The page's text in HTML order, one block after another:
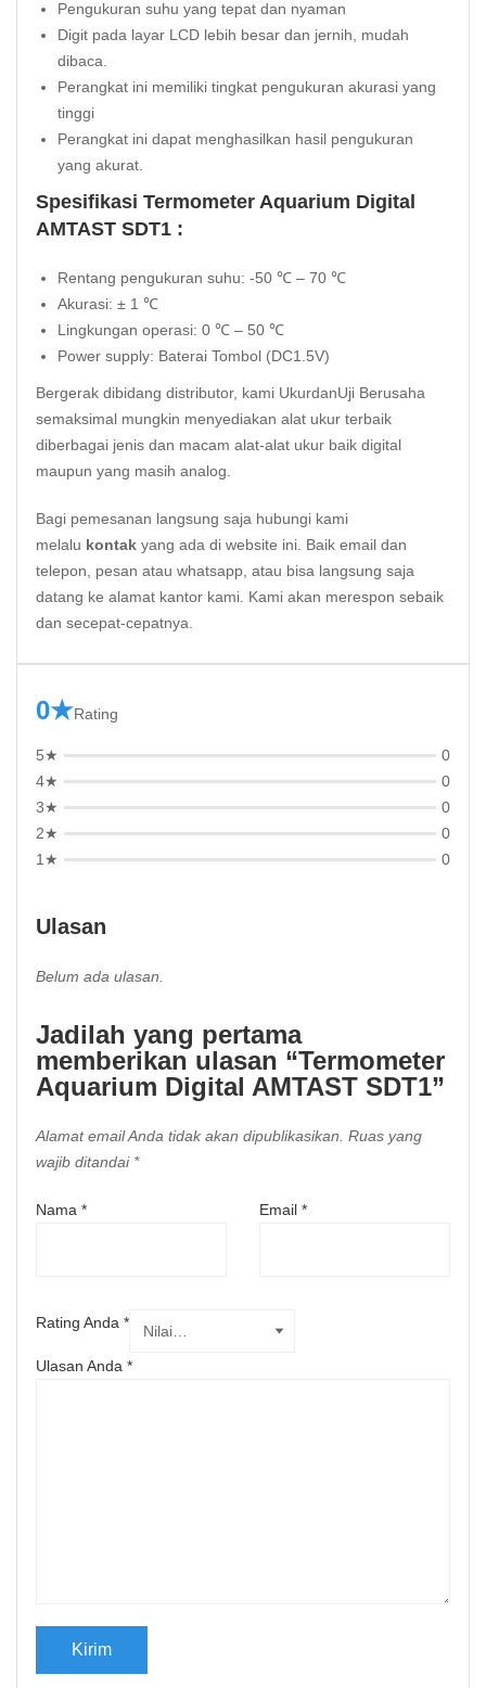
Pengukuran suhu yang tepat dan nyaman
Digit pada layar LCD lebih besar dan jernih, mudah
dibaca.
Perangkat ini memiliki tingkat pengukuran akurasi yang
tinggi
Perangkat ini dapat menghasilkan hasil pengukuran
yang akurat.
Spesifikasi Termometer Aquarium Digital
AMTAST SDT1 :
Rentang pengukuran suhu: -50 ℃ – 70 ℃
Akurasi: ± 1 ℃
Lingkungan operasi: 0 ℃ – 50 ℃
Power supply: Baterai Tombol (DC1.5V)
Bergerak dibidang distributor, kami UkurdanUji Berusaha
semaksimal mungkin menyediakan alat ukur terbaik
diberbagai jenis dan macam alat-alat ukur baik digital
maupun yang masih analog.
Bagi pemesanan langsung saja hubungi kami
melalu kontak yang ada di website ini. Baik email dan
telepon, pesan atau whatsapp, atau bisa langsung saja
datang ke alamat kantor kami. Kami akan merespon sebaik
dan secepat-cepatnya.
0★Rating
5★
0
4★
0
3★
0
2★
0
1★
0
Ulasan
Belum ada ulasan.
Jadilah yang pertama
memberikan ulasan “Termometer
Aquarium Digital AMTAST SDT1”
Alamat email Anda tidak akan dipublikasikan. Ruas yang
wajib ditandai *
Nama * Email *
Rating Anda *
Ulasan Anda *